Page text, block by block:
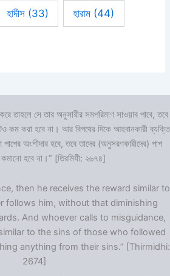
হাদীস(33) হারাম (44)
তাহলে সে তার অনুসারীর সমপরিমাণ সাওয়াব পাবে, তবে
কম করা হবে না। আর বিপথের দিকে আহবানকারী ব্যক্তি
পাপের অংশীদার হবে, তবে তাদের (অনুসরণকারীদের) পাপ
হবে না।” [তিরমিযী: ২৬৭৪]
then he receives the reward similar to
follows him, without that diminishing
And whoever calls to misguidance,
to the sins of those who followed
anything from their sins.” [Thirmidhi:
2674]